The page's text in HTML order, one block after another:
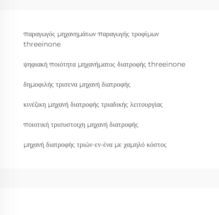
παραγωγός μηχανημάτων παραγωγής τροφίμων
threeinone
ψηφιακή ποιότητα μηχανήματος διατροφής threeinone
δημοφιλής τρισενα μηχανή διατροφής
κινέζικη μηχανή διατροφής τριαδικής λειτουργίας
ποιοτική τρισυστοιχη μηχανή διατροφής
μηχανή διατροφής τριών-εν-ένα με χαμηλό κόστος